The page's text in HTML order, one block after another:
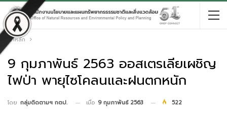
หน้าหลัก
9 กุมภาพันธ์ 2563 ออสเตรเลียเผชิญ
ไฟป่า พายุไซโคลนและฝนตกหนัก
โดย กลุ่มติดตามฯ กตป. เมื่อ 9 กุมภาพันธ์ 2563 522